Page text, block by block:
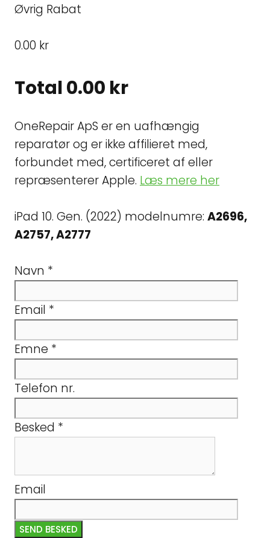
Øvrig Rabat
0.00 kr
Total0.00 kr
OneRepair ApS er en uafhængig
reparatør og er ikke affilieret med,
forbundet med, certificeret af eller
repræsenterer Apple. Læs mere her
iPad 10. Gen. (2022) modelnumre: A2696,
A2757, A2777
Navn *
Email *
Emne *
Telefon nr.
Besked *
Email
SEND BESKED